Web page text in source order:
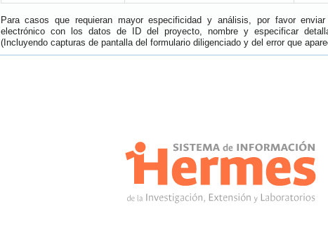
Para casos que requieran mayor especificidad y análisis, por favor
electrónico con los datos de ID del proyecto, nombre y especificar
(Incluyendo capturas de pantalla del formulario diligenciado y del error que